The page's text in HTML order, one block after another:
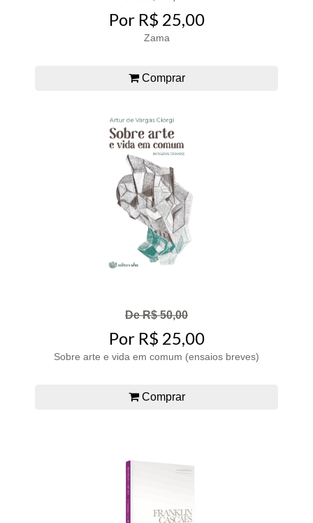
Por R$ 25,00
Zama
Comprar
De R$ 50,00
Por R$ 25,00
Sobre arte e vida em comum (ensaios breves)
Comprar